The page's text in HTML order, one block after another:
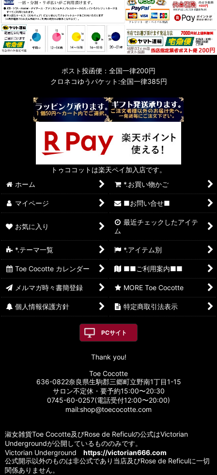
ポスト投函便：全国一律200円
クロネコゆうパケット:全国一律385円
トゥココットは楽天ペイ加入店です。
ホーム
*.お買い物かご
マイページ ■お問い合せ■
お気に入り
最近チェックしたアイテ
ム
*.テーマ一覧 *.アイテム別
Toe Cocotte カレンダー ■■ご利用案内■■
メルマガ時々書簡登録 MORE Toe Cocotte
個人情報保護方針 特定商取引法表示
PCサイト
Thank you!
Toe Cocotte
636-0822奈良県生駒郡三郷町立野南1丁目1-15
サロン不定休・要予約15:00〜20:30
0745-60-0257(電話受付12:00〜20:00)
mail:shop@toecocotte.com
淑女雑貨Toe Cocotte及びRose de Reficulの公式はVictorian
Undergroundが公開しているもののみです。
Victorian Underground https://victorian666.com
公式開示以外のものは非公式であり当店及びRose de Reficulに一切
関係ありません。